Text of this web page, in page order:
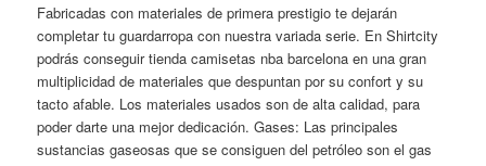
Fabricadas con materiales de primera prestigio te dejarán
completar tu guardarropa con nuestra variada serie. En Shirtcity
podrás conseguir tienda camisetas nba barcelona en una gran
multiplicidad de materiales que despuntan por su confort y su
tacto afable. Los materiales usados son de alta calidad, para
poder darte una mejor dedicación. Gases: Las principales
sustancias gaseosas que se consiguen del petróleo son el gas